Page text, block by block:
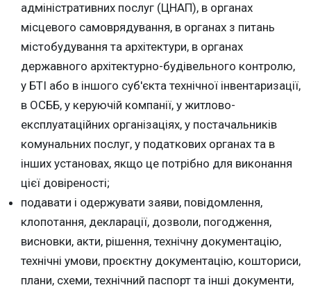
адміністративних послуг (ЦНАП), в органах
місцевого самоврядування, в органах з питань
містобудування та архітектури, в органах
державного архітектурно-будівельного контролю,
у БТІ або в іншого суб'єкта технічної інвентаризації,
в ОСББ, у керуючій компанії, у житлово-
експлуатаційних організаціях, у постачальників
комунальних послуг, у податкових органах та в
інших установах, якщо це потрібно для виконання
цієї довіреності;
подавати і одержувати заяви, повідомлення,
клопотання, декларації, дозволи, погодження,
висновки, акти, рішення, технічну документацію,
технічні умови, проєктну документацію, кошториси,
плани, схеми, технічний паспорт та інші документи,